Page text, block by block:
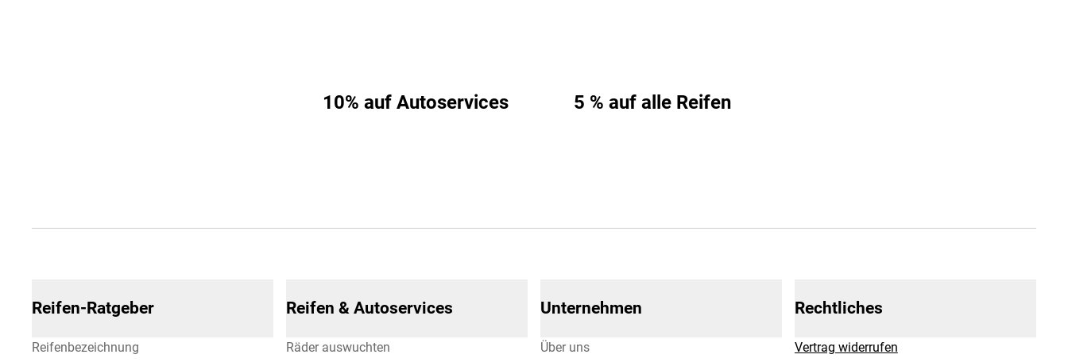
10% auf Autoservices 5 % auf alle Reifen
Reifen-Ratgeber
Reifenbezeichnung
Reifen & Autoservices
Räder auswuchten
Unternehmen
Über uns
Rechtliches
Vertrag widerrufen